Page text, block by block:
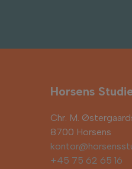
Horsens
Chr. M.
8700 Horsens
+45 75 62 65 16